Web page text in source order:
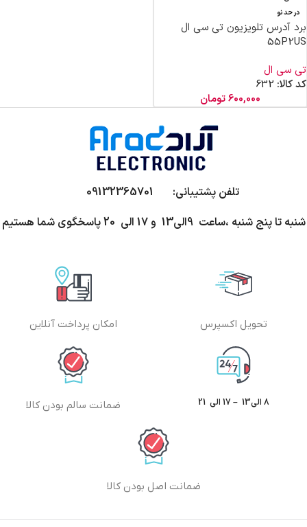
در حد نو
برد آدرس تلویزیون تی سی ال
55P2US
تی سی ال
کد کالا: 632
600,000تومان
تلفن پشتیبانی: 09132365701
شنبه تا پنج شنبه ،ساعت 9الی13 و 17 الی 20 پاسخگوی شما هستیم
تحویل اکسپرس امکان پرداخت آنلاین
8 الی13 – 17 الی 21 ضمانت سالم بودن کالا
ضمانت اصل بودن کالا